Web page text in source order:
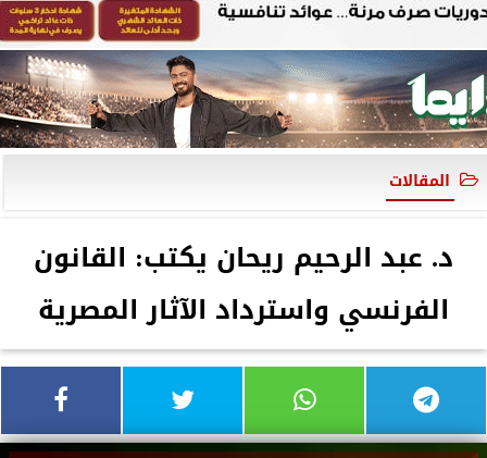
المقالات
د. عبد الرحيم ريحان يكتب: القانون
الفرنسي واسترداد الآثار المصرية